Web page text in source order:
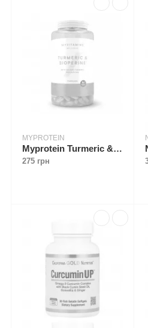
MYPROTEIN
Myprotein Turmeric & Bioperine 60 caps
275 грн